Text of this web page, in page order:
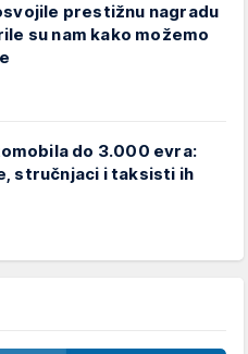
prestižnu nagradu
su nam kako možemo
do 3.000 evra:
stručnjaci i taksisti ih